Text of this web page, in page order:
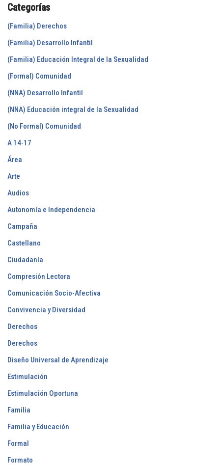
Categorías
(Familia) Derechos
(Familia) Desarrollo Infantil
(Familia) Educación Integral de la Sexualidad
(Formal) Comunidad
(NNA) Desarrollo Infantil
(NNA) Educación integral de la Sexualidad
(No Formal) Comunidad
A 14-17
Área
Arte
Audios
Autonomía e Independencia
Campaña
Castellano
Ciudadanía
Compresión Lectora
Comunicación Socio-Afectiva
Convivencia y Diversidad
Derechos
Derechos
Diseño Universal de Aprendizaje
Estimulación
Estimulación Oportuna
Familia
Familia y Educación
Formal
Formato